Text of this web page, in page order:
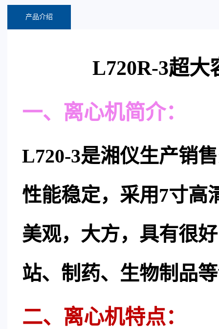
产品介绍
L720R-3超大
一、离心机简介：
L720-3是湘仪生产销
性能稳定，采用7寸高
美观，大方，具有很
站、制药、生物制品
二、离心机特点：